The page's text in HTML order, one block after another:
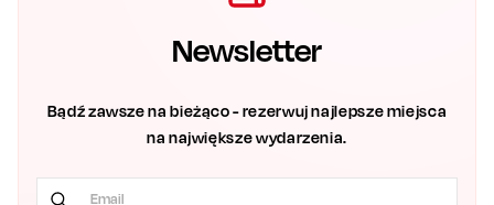
Newsletter
Bądź zawsze na bieżąco - rezerwuj najlepsze miejsca
na największe wydarzenia.